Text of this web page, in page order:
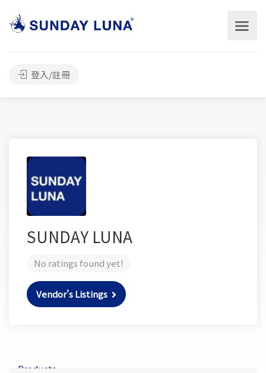
登入/註冊
SUNDAY LUNA
No ratings found yet!
Vendor's Listings
Products